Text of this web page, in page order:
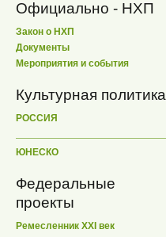
Официально - НХП
Закон о НХП
Документы
Мероприятия и события
Культурная политика
РОССИЯ
ЮНЕСКО
Федеральные
проекты
Ремесленник XXI век